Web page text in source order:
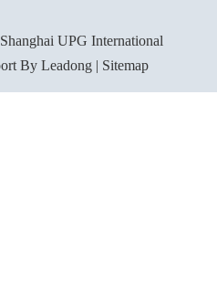
UPG International
By Leadong| Sitemap